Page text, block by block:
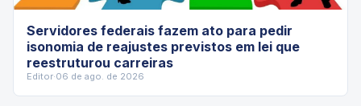
Servidores federais fazem ato para pedir
isonomia de reajustes previstos em lei que
reestruturou carreiras
Editor·06 de ago. de 2026